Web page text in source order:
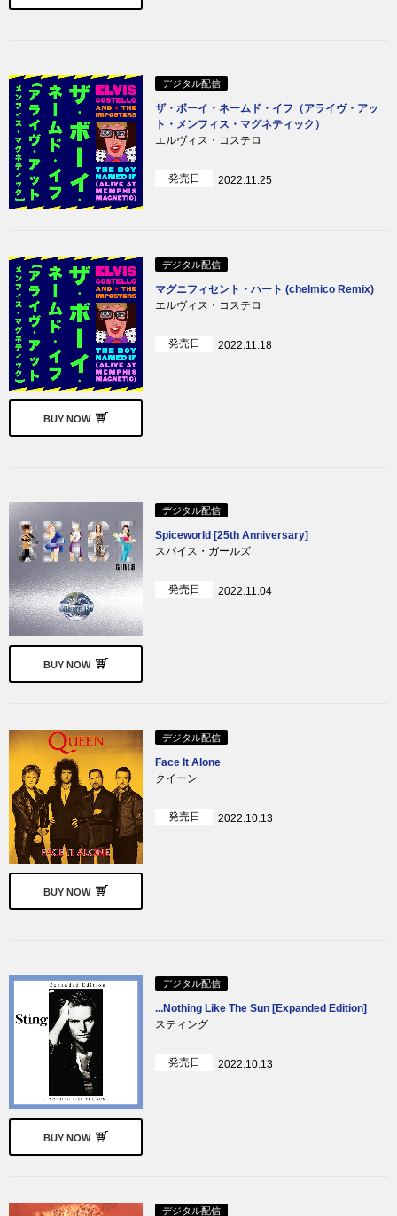
デジタル配信
ザ・ボーイ・ネームド・イフ（アライヴ・アッ
ト・メンフィス・マグネティック）
エルヴィス・コステロ
発売日 2022.11.25
BUY NOW
デジタル配信
マグニフィセント・ハート (chelmico Remix)
エルヴィス・コステロ
発売日 2022.11.18
BUY NOW
デジタル配信
Spiceworld [25th Anniversary]
スパイス・ガールズ
発売日 2022.11.04
BUY NOW
デジタル配信
Face It Alone
クイーン
発売日 2022.10.13
BUY NOW
デジタル配信
...Nothing Like The Sun [Expanded Edition]
スティング
発売日 2022.10.13
デジタル配信